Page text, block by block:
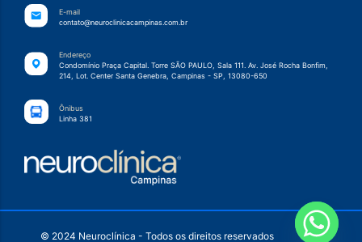
E-mail
contato@neuroclinicacampinas.com.br
Endereço
Condomínio Praça Capital. Torre SÃO PAULO, Sala 111. Av. José Rocha Bonfim,
214, Lot. Center Santa Genebra, Campinas - SP, 13080-650
Ônibus
Linha 381
© 2024 Neuroclínica - Todos os direitos reservados